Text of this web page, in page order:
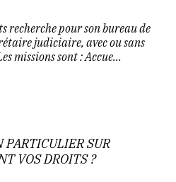
recherche pour son bureau de
judiciaire, avec ou sans
missions sont : Accue...
PARTICULIER SUR
VOS DROITS ?